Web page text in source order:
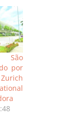
São
por